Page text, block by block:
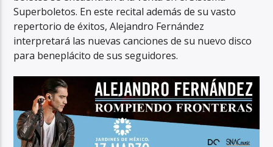
Superboletos. En este recital además de su vasto
repertorio de éxitos, Alejandro Fernández
interpretará las nuevas canciones de su nuevo disco
para beneplácito de sus seguidores.